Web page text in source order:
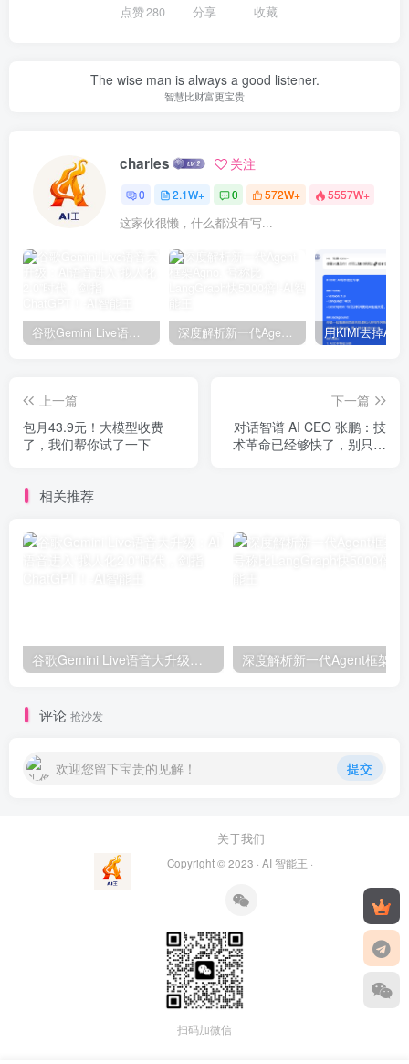
点赞280 分享 收藏
The wise man is always a good listener.
智慧比财富更宝贵
charles 关注
0 2.1W+ 0 572W+ 5557W+
这家伙很懒，什么都没有写...
谷歌Gemini Live语音大升级：AI语音进入“拟人化2.0”时代，剑指ChatGPT！ 深度解析新一代Agent框架Agno, 号称比LangGraph快5000倍!
上一篇
包月43.9元！大模型收费
了，我们帮你试了一下
下一篇
对话智谱 AI CEO 张鹏：技
术革命已经够快了，别只盯
相关推荐
谷歌Gemini Live语音大升级：AI语音进入“拟人化2.0”时代，剑指ChatGPT！
评论 抢沙发
欢迎您留下宝贵的见解！ 提交
关于我们
Copyright © 2023 · AI 智能王 ·
扫码加微信